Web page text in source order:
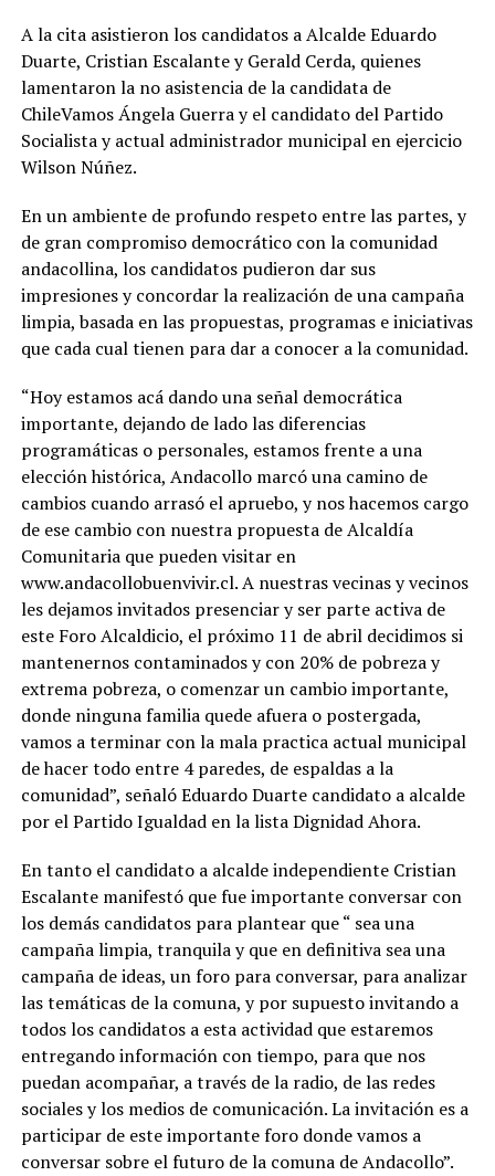
A la cita asistieron los candidatos a Alcalde Eduardo
Duarte, Cristian Escalante y Gerald Cerda, quienes
lamentaron la no asistencia de la candidata de
ChileVamos Ángela Guerra y el candidato del Partido
Socialista y actual administrador municipal en ejercicio
Wilson Núñez.
En un ambiente de profundo respeto entre las partes, y
de gran compromiso democrático con la comunidad
andacollina, los candidatos pudieron dar sus
impresiones y concordar la realización de una campaña
limpia, basada en las propuestas, programas e iniciativas
que cada cual tienen para dar a conocer a la comunidad.
“Hoy estamos acá dando una señal democrática
importante, dejando de lado las diferencias
programáticas o personales, estamos frente a una
elección histórica, Andacollo marcó una camino de
cambios cuando arrasó el apruebo, y nos hacemos cargo
de ese cambio con nuestra propuesta de Alcaldía
Comunitaria que pueden visitar en
www.andacollobuenvivir.cl. A nuestras vecinas y vecinos
les dejamos invitados presenciar y ser parte activa de
este Foro Alcaldicio, el próximo 11 de abril decidimos si
mantenernos contaminados y con 20% de pobreza y
extrema pobreza, o comenzar un cambio importante,
donde ninguna familia quede afuera o postergada,
vamos a terminar con la mala practica actual municipal
de hacer todo entre 4 paredes, de espaldas a la
comunidad”, señaló Eduardo Duarte candidato a alcalde
por el Partido Igualdad en la lista Dignidad Ahora.
En tanto el candidato a alcalde independiente Cristian
Escalante manifestó que fue importante conversar con
los demás candidatos para plantear que “ sea una
campaña limpia, tranquila y que en definitiva sea una
campaña de ideas, un foro para conversar, para analizar
las temáticas de la comuna, y por supuesto invitando a
todos los candidatos a esta actividad que estaremos
entregando información con tiempo, para que nos
puedan acompañar, a través de la radio, de las redes
sociales y los medios de comunicación. La invitación es a
participar de este importante foro donde vamos a
conversar sobre el futuro de la comuna de Andacollo”.